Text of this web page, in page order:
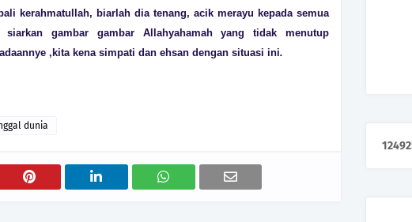
kerahmatullah, biarlah dia tenang, acik merayu kepada semua
gambar gambar Allahyahamah yang tidak menutup
,kita kena simpati dan ehsan dengan situasi ini.
dunia
12492